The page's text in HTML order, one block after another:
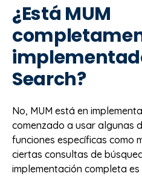
¿Está MUM
Search?
No, MUM está en
comenzado a usar algunas
funciones específicas como
ciertas consultas de
implementación completa